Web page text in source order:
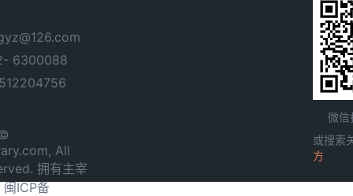
6300088
All
拥有主宰
闽ICP备
微信
或搜索
方